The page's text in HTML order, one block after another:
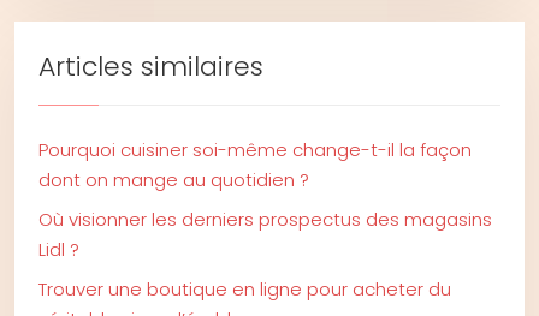
Articles similaires
Pourquoi cuisiner soi-même change-t-il la façon
dont on mange au quotidien ?
Où visionner les derniers prospectus des magasins
Lidl ?
Trouver une boutique en ligne pour acheter du